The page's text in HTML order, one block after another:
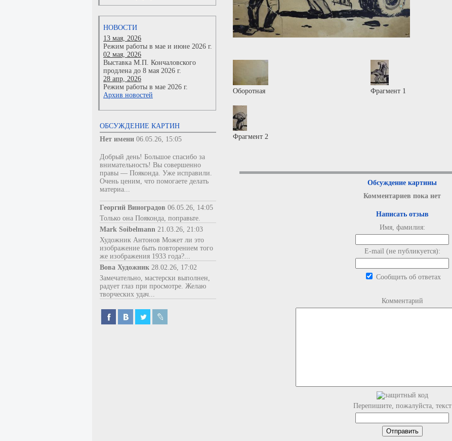
НОВОСТИ
13 мая, 2026
Режим работы в мае и июне 2026 г.
02 мая, 2026
Выставка М.П. Кончаловского
продлена до 8 мая 2026 г.
28 апр, 2026
Режим работы в мае 2026 г.
Архив новостей
ОБСУЖДЕНИЕ КАРТИН
Нет имени 06.05.26, 15:05
Добрый день! Большое спасибо за
внимательность! Вы совершенно
правы — Пояконда. Уже исправили.
Очень ценим, что помогаете делать
материа...
Георгий Виноградов 06.05.26, 14:05
Только она Пояконда, поправьте.
Mark Soibelmann 21.03.26, 21:03
Художник Антонов Может ли это
изображение быть повторением того
же изображения 1933 года?...
Вова Художник 28.02.26, 17:02
Замечательно, мастерски выполнен,
радует глаз при просмотре. Желаю
творческих удач...
Оборотная Фрагмент 1
Фрагмент 2
Обсуждение картины
Комментариев пока нет
Написать отзыв
Имя, фамилия:
E-mail (не публикуется):
Сообщить об ответах
Комментарий
Перепишите, пожалуйста, текст